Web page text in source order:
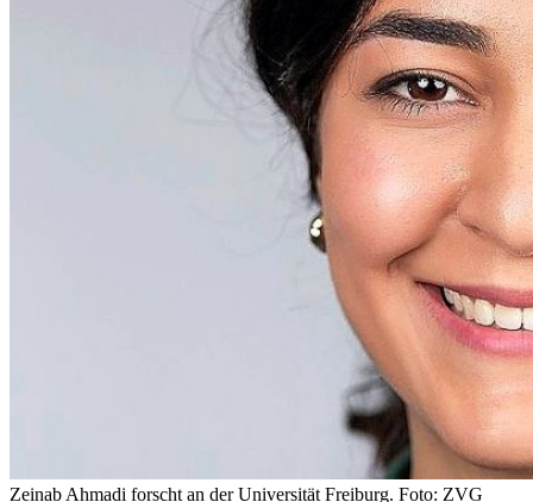
Zeinab Ahmadi forscht an der Universität Freiburg. Foto: ZVG